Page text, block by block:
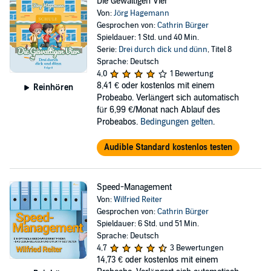
Reinhören
Von:Jörg Hagemann
Gesprochen von:Cathrin Bürger
Spieldauer: 1 Std. und 40 Min.
Serie: Drei durch dick und dünn, Titel 8
Sprache: Deutsch
4,0
1 Bewertung
8,41 € oder kostenlos mit einem
Probeabo. Verlängert sich automatisch
für 6,99 €/Monat nach Ablauf des
Probeabos. Bedingungen gelten.
Audible Standard kostenlos testen
Speed-Management
Von:Wilfried Reiter
Gesprochen von:Cathrin Bürger
Spieldauer: 6 Std. und 51 Min.
Sprache: Deutsch
4,7
3 Bewertungen
14,73 € oder kostenlos mit einem